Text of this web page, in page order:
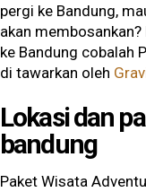
pergi ke Bandung,
akan
ke Bandung cobalah
di tawarkan oleh
Lokasi dan
bandung
Paket Wisata